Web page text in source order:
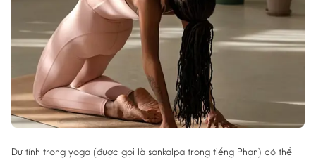
Dự tính trong yoga (được gọi là sankalpa trong tiếng Phạn) có thể